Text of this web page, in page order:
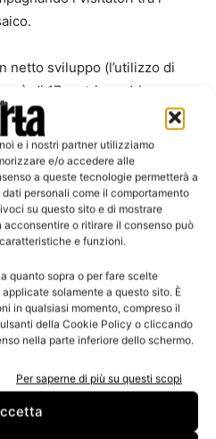
e i nostri partner utilizziamo
e/o accedere alle
a queste tecnologie permetterà a
personali come il comportamento
su questo sito e di mostrare
o ritirare il consenso può
e funzioni.
quanto sopra o per fare scelte
solamente a questo sito. È
in qualsiasi momento, compreso il
della Cookie Policy o cliccando
nella parte inferiore dello schermo.
Per saperne di più su questi scopi
netto sviluppo (l’utilizzo di
è di 17 metri quadri a
altro mercato) soprattutto
la crescita raggiunge il 20 per
è la vetrina giusta per
Mosaico di carte
autoadesivi: carte
lucide e matt, anche per usi
retail, greaseproof per
Kraft per siliconatura.
interamente dedicata
più innovative, non
ancora pensato… per
e riduzione di